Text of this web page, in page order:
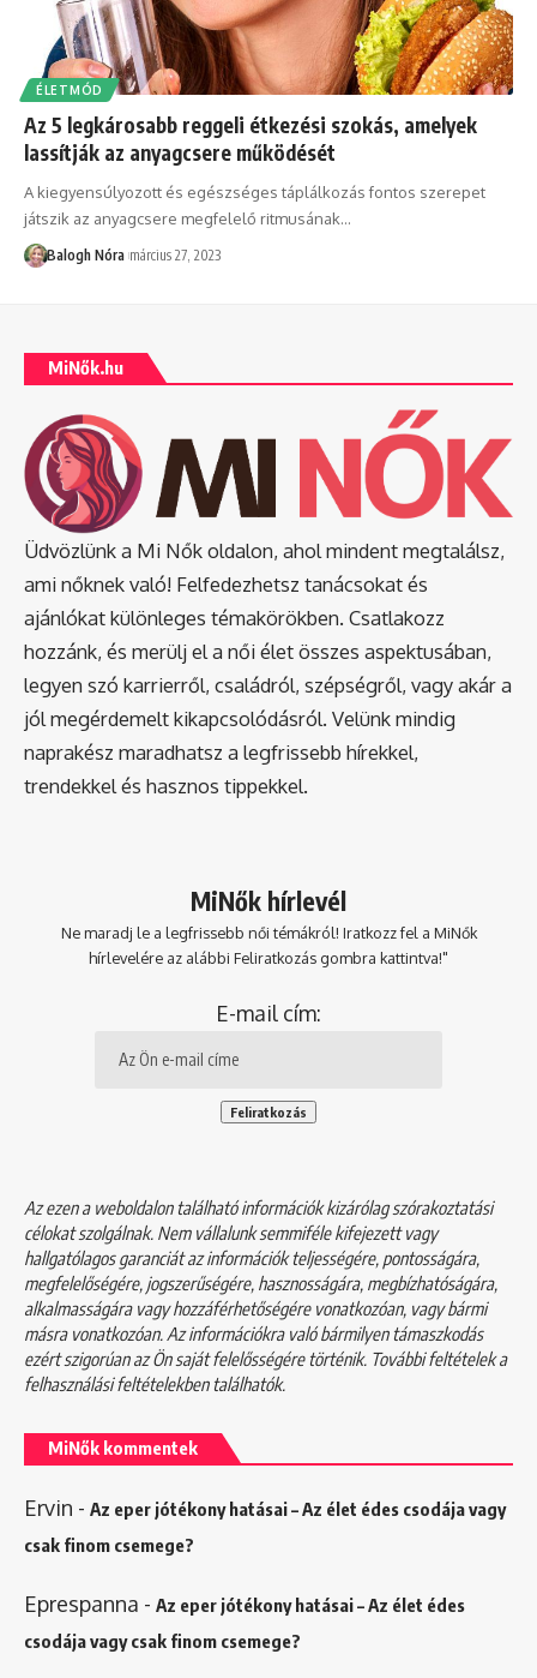
ÉLETMÓD
Az 5 legkárosabb reggeli étkezési szokás, amelyek
lassítják az anyagcsere működését
A kiegyensúlyozott és egészséges táplálkozás fontos szerepet
játszik az anyagcsere megfelelő ritmusának…
Balogh Nóra március 27, 2023
MiNők.hu
Üdvözlünk a Mi Nők oldalon, ahol mindent megtalálsz,
ami nőknek való! Felfedezhetsz tanácsokat és
ajánlókat különleges témakörökben. Csatlakozz
hozzánk, és merülj el a női élet összes aspektusában,
legyen szó karrierről, családról, szépségről, vagy akár a
jól megérdemelt kikapcsolódásról. Velünk mindig
naprakész maradhatsz a legfrissebb hírekkel,
trendekkel és hasznos tippekkel.
MiNők hírlevél
Ne maradj le a legfrissebb női témákról! Iratkozz fel a MiNők
hírlevelére az alábbi Feliratkozás gombra kattintva!"
E-mail cím:
Az ezen a weboldalon található információk kizárólag szórakoztatási
célokat szolgálnak. Nem vállalunk semmiféle kifejezett vagy
hallgatólagos garanciát az információk teljességére, pontosságára,
megfelelőségére, jogszerűségére, hasznosságára, megbízhatóságára,
alkalmasságára vagy hozzáférhetőségére vonatkozóan, vagy bármi
másra vonatkozóan. Az információkra való bármilyen támaszkodás
ezért szigorúan az Ön saját felelősségére történik. További feltételek a
felhasználási feltételekbentalálhatók.
MiNők kommentek
Ervin - Az eper jótékony hatásai – Az élet édes csodája vagy
csak finom csemege?
Eprespanna - Az eper jótékony hatásai – Az élet édes
csodája vagy csak finom csemege?